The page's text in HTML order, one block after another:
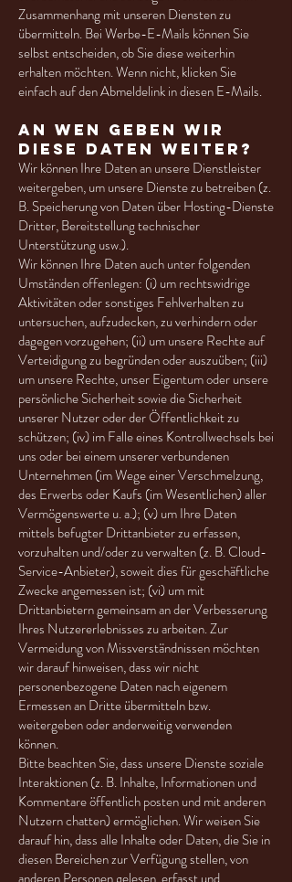
Zusammenhang mit unseren Diensten zu
übermitteln. Bei Werbe-E-Mails können Sie
selbst entscheiden, ob Sie diese weiterhin
erhalten möchten. Wenn nicht, klicken Sie
einfach auf den Abmeldelink in diesen E-Mails.
An wen geben wir
diese Daten weiter?
Wir können Ihre Daten an unsere Dienstleister
weitergeben, um unsere Dienste zu betreiben (z.
B. Speicherung von Daten über Hosting-Dienste
Dritter, Bereitstellung technischer
Unterstützung usw.).
Wir können Ihre Daten auch unter folgenden
Umständen offenlegen: (i) um rechtswidrige
Aktivitäten oder sonstiges Fehlverhalten zu
untersuchen, aufzudecken, zu verhindern oder
dagegen vorzugehen; (ii) um unsere Rechte auf
Verteidigung zu begründen oder auszuüben; (iii)
um unsere Rechte, unser Eigentum oder unsere
persönliche Sicherheit sowie die Sicherheit
unserer Nutzer oder der Öffentlichkeit zu
schützen; (iv) im Falle eines Kontrollwechsels bei
uns oder bei einem unserer verbundenen
Unternehmen (im Wege einer Verschmelzung,
des Erwerbs oder Kaufs (im Wesentlichen) aller
Vermögenswerte u. a.); (v) um Ihre Daten
mittels befugter Drittanbieter zu erfassen,
vorzuhalten und/oder zu verwalten (z. B. Cloud-
Service-Anbieter), soweit dies für geschäftliche
Zwecke angemessen ist; (vi) um mit
Drittanbietern gemeinsam an der Verbesserung
Ihres Nutzererlebnisses zu arbeiten. Zur
Vermeidung von Missverständnissen möchten
wir darauf hinweisen, dass wir nicht
personenbezogene Daten nach eigenem
Ermessen an Dritte übermitteln bzw.
weitergeben oder anderweitig verwenden
können.
Bitte beachten Sie, dass unsere Dienste soziale
Interaktionen (z. B. Inhalte, Informationen und
Kommentare öffentlich posten und mit anderen
Nutzern chatten) ermöglichen. Wir weisen Sie
darauf hin, dass alle Inhalte oder Daten, die Sie in
diesen Bereichen zur Verfügung stellen, von